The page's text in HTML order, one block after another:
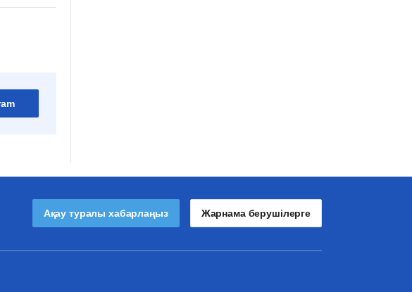
Ақау туралы хабарлаңыз Жарнама берушілерге